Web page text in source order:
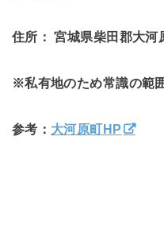
住所： 宮城県柴田郡大河
※私有地のため常識の範
参考： 大河原町HP